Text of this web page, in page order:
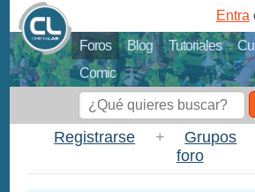
Foros Blog Tutoriales
Comic
Entra
Registrarse + Grupos
foro